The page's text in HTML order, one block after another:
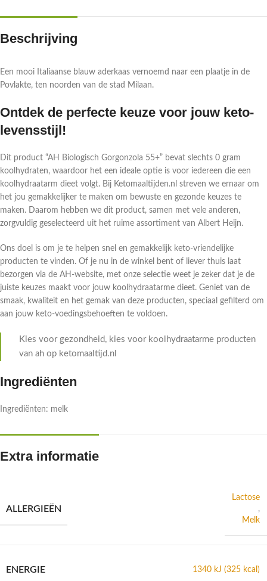
Beschrijving
Een mooi Italiaanse blauw aderkaas vernoemd naar een plaatje in de
Povlakte, ten noorden van de stad Milaan.
Ontdek de perfecte keuze voor jouw keto-
levensstijl!
Dit product “AH Biologisch Gorgonzola 55+” bevat slechts 0 gram
koolhydraten, waardoor het een ideale optie is voor iedereen die een
koolhydraatarm dieet volgt. Bij Ketomaaltijden.nl streven we ernaar om
het jou gemakkelijker te maken om bewuste en gezonde keuzes te
maken. Daarom hebben we dit product, samen met vele anderen,
zorgvuldig geselecteerd uit het ruime assortiment van Albert Heijn.
Ons doel is om je te helpen snel en gemakkelijk keto-vriendelijke
producten te vinden. Of je nu in de winkel bent of liever thuis laat
bezorgen via de AH-website, met onze selectie weet je zeker dat je de
juiste keuzes maakt voor jouw koolhydraatarme dieet. Geniet van de
smaak, kwaliteit en het gemak van deze producten, speciaal gefilterd om
aan jouw keto-voedingsbehoeften te voldoen.
Kies voor gezondheid, kies voor koolhydraatarme producten
van ah op ketomaaltijd.nl
Ingrediënten
Ingrediënten: melk
Extra informatie
ALLERGIEËN
Lactose
,
Melk
ENERGIE 1340 kJ (325 kcal)